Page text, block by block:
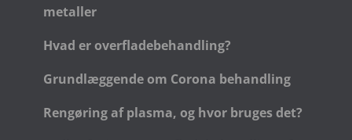
metaller
Hvad er overfladebehandling?
Grundlæggende om Corona behandling
Rengøring af plasma, og hvor bruges det?